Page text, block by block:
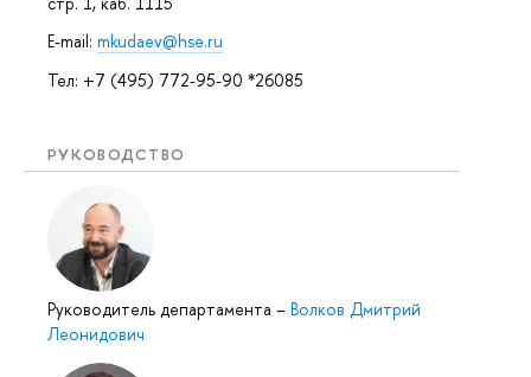
E-mail: mkudaev@hse.ru
Тел: +7 (495) 772-95-90 *26085
РУКОВОДСТВО
Руководитель департамента – Волков Дмитрий
Леонидович